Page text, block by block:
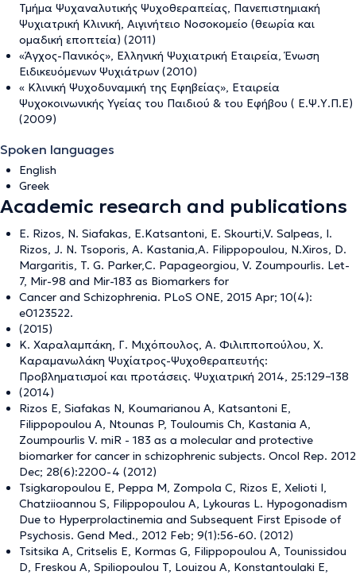
Τμήμα Ψυχαναλυτικής Ψυχοθεραπείας, Πανεπιστημιακή
Ψυχιατρική Κλινική, Αιγινήτειο Νοσοκομείο (θεωρία και
ομαδική εποπτεία) (2011)
«Άγχος-Πανικός», Ελληνική Ψυχιατρική Εταιρεία, Ένωση
Ειδικευόμενων Ψυχιάτρων (2010)
« Κλινική Ψυχοδυναμική της Εφηβείας», Εταιρεία
Ψυχοκοινωνικής Υγείας του Παιδιού & του Εφήβου ( Ε.Ψ.Υ.Π.Ε)
(2009)
Spoken languages
English
Greek
Academic research and publications
E. Rizos, N. Siafakas, E.Katsantoni, E. Skourti,V. Salpeas, I.
Rizos, J. N. Tsoporis, A. Kastania,A. Filippopoulou, N.Xiros, D.
Margaritis, T. G. Parker,C. Papageorgiou, V. Zoumpourlis. Let-
7, Mir-98 and Mir-183 as Biomarkers for
Cancer and Schizophrenia. PLoS ONE, 2015 Apr; 10(4):
e0123522.
(2015)
Κ. Χαραλαμπάκη, Γ. Μιχόπουλος, Α. Φιλιπποπούλου, Χ.
Καραμανωλάκη Ψυχίατρος-Ψυχοθεραπευτής:
Προβληματισμοί και προτάσεις. Ψυχιατρική 2014, 25:129–138
(2014)
Rizos E, Siafakas N, Koumarianou A, Katsantoni E,
Filippopoulou A, Ntounas P, Touloumis Ch, Kastania A,
Zoumpourlis V. miR - 183 as a molecular and protective
biomarker for cancer in schizophrenic subjects. Oncol Rep. 2012
Dec; 28(6):2200-4 (2012)
Tsigkaropoulou E, Peppa M, Zompola C, Rizos E, Xelioti I,
Chatziioannou S, Filippopoulou A, Lykouras L. Hypogonadism
Due to Hyperprolactinemia and Subsequent First Episode of
Psychosis. Gend Med., 2012 Feb; 9(1):56-60. (2012)
Tsitsika A, Critselis E, Kormas G, Filippopoulou A, Tounissidou
D, Freskou A, Spiliopoulou T, Louizou A, Konstantoulaki E,